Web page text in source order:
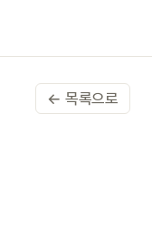
← 목록으로